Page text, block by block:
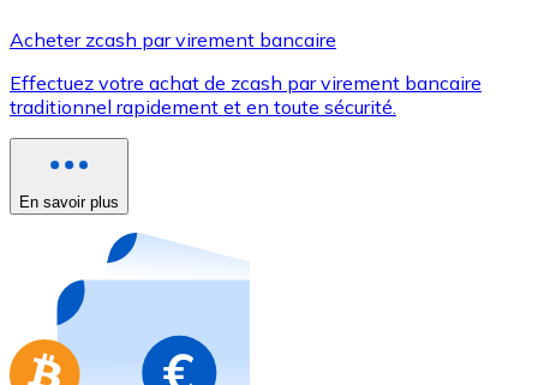
Utilisez les cartes Visa et Mastercard pour acheter
Acheter avec carte
Nouveau
Achetez des cartes-cadeaux de vos marques
Aller à la boutique de cartes-cadeaux
Acheter zcash par virement bancaire
Effectuez votre achat de zcash par virement bancaire
traditionnel rapidement et en toute sécurité.
En savoir plus